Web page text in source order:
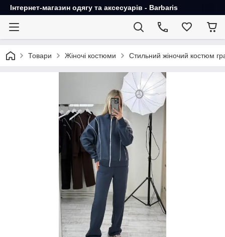
Інтернет-магазин одягу та аксесуарів - Barbaris
Товари Жіночі костюми Стильний жіночий костюм